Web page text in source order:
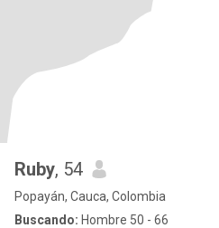
Ruby, 54
Popayán, Cauca, Colombia
Buscando: Hombre 50 - 66